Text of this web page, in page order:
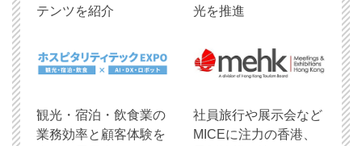
テンツを紹介
光を推進
観光・宿泊・飲食業の
業務効率と顧客体験を
社員旅行や展示会など
MICEに注力の香港、